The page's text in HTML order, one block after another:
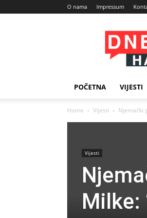
O nama Impressum
POČETNA VIJESTI
Home Vijesti Njemački
Vijesti
Milke: